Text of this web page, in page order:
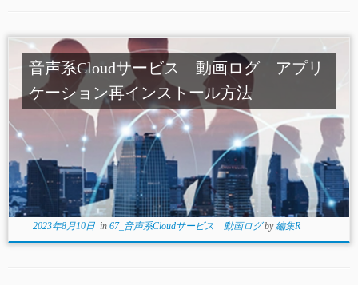
音声系Cloudサービス 動画ログ アプリ
ケーション再インストール方法
2023年8月10日in 67_音声系Cloudサービス 動画ログby編集R